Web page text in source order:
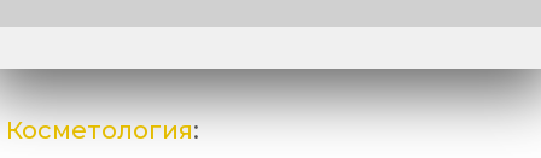
Косметология: